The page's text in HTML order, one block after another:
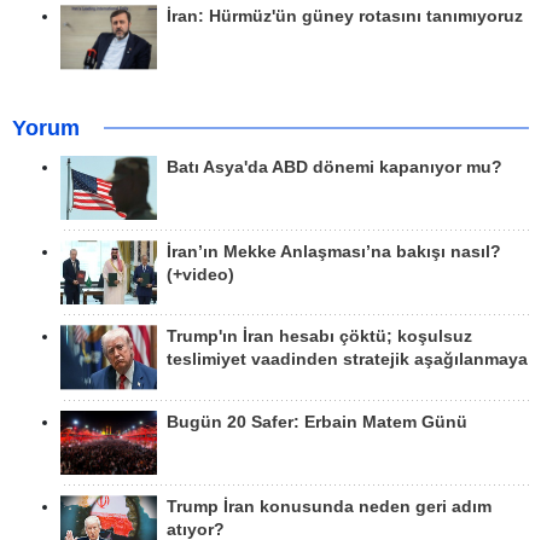
İran: Hürmüz'ün güney rotasını tanımıyoruz
Yorum
Batı Asya'da ABD dönemi kapanıyor mu?
İran’ın Mekke Anlaşması’na bakışı nasıl?
(+video)
Trump'ın İran hesabı çöktü; koşulsuz
teslimiyet vaadinden stratejik aşağılanmaya
Bugün 20 Safer: Erbain Matem Günü
Trump İran konusunda neden geri adım
atıyor?